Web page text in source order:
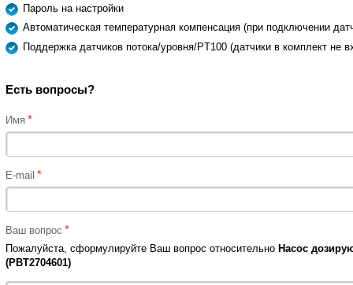
Пароль на настройки
Автоматическая температурная компенсация (при подключении
Поддержка датчиков потока/уровня/PT100 (датчики в комплект не
Есть вопросы?
Имя *
E-mail *
Ваш вопрос *
Пожалуйста, сформулируйте Ваш вопрос относительно Насос
(PBT2704601)